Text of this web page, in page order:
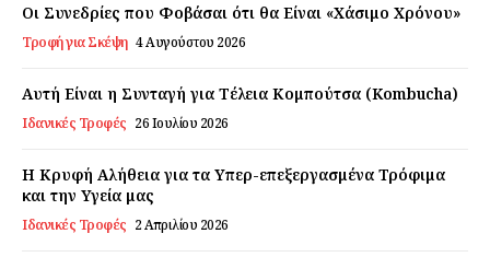
Daily Food
Σχετικά με εμάς
Αποποίηση Ευθυνών
Ο λογαριασμός μου
Επικοινωνία
Οι Συνεδρίες που Φοβάσαι ότι θα Είναι «Χάσιμο Χρόνου»
Τροφή για Σκέψη 4 Αυγούστου 2026
Αυτή Είναι η Συνταγή για Τέλεια Κομπούτσα (Kombucha)
Ιδανικές Τροφές 26 Ιουλίου 2026
Η Κρυφή Αλήθεια για τα Υπερ-επεξεργασμένα Τρόφιμα
και την Υγεία μας
Ιδανικές Τροφές 2 Απριλίου 2026